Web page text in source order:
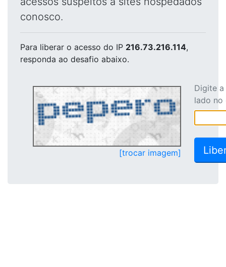
conosco.
Para liberar o acesso do IP 216.73.216.114,
responda ao desafio abaixo.
[trocar imagem]
Digite
lado no